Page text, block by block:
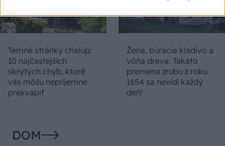
Temné stránky chalúp:
10 najčastejších
skrytých chýb, ktoré
vás môžu nepríjemne
prekvapiť
Žena, búracie kladivo a
vôňa dreva: Takáto
premena zrubu z roku
1654 sa nevidí každý
deň!
DOM